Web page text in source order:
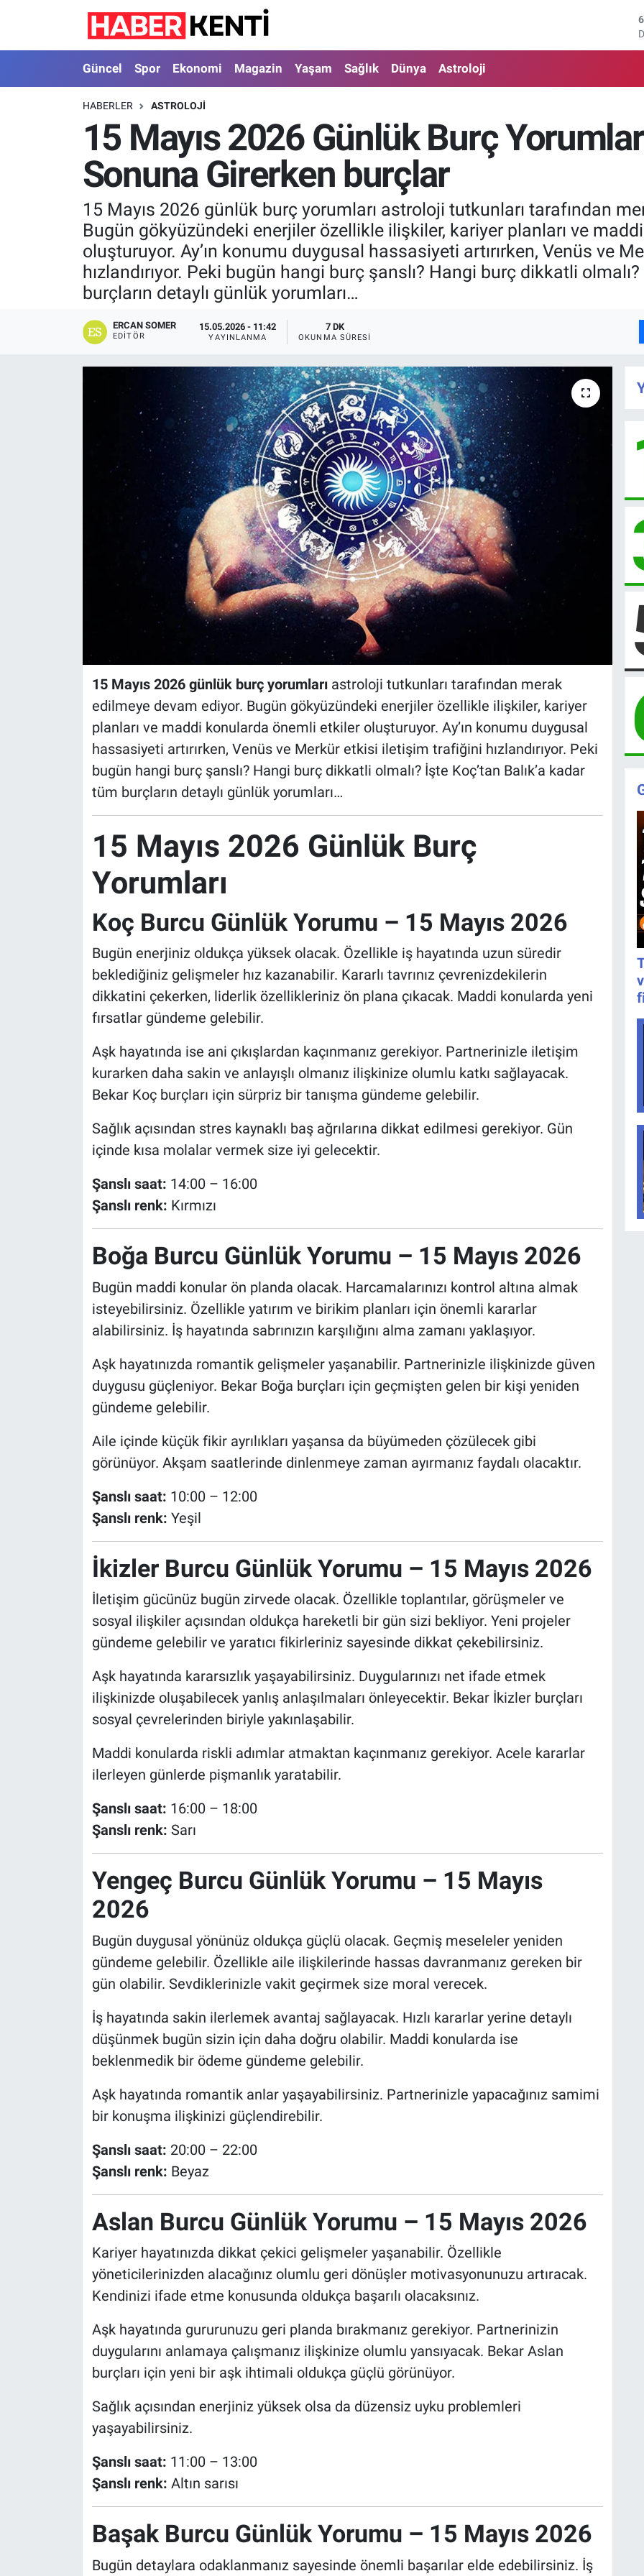
Güncel Spor Ekonomi Magazin Yaşam Sağlık Dünya Astroloji
HABERLER ASTROLOJI
15 Mayıs 2026 Günlük Burç
Sonuna Girerken burçlar
15 Mayıs 2026 günlük burç yorumları astroloji tutkunları tarafından
Bugün gökyüzündeki enerjiler özellikle ilişkiler, kariyer planları ve
oluşturuyor. Ay’ın konumu duygusal hassasiyeti artırırken, Venüs ve
hızlandırıyor. Peki bugün hangi burç şanslı? Hangi burç dikkatli
burçların detaylı günlük yorumları…
ERCAN SOMER
EDITÖR
15.05.2026 - 11:42
YAYINLANMA
7 DK
OKUNMA SÜRESI
15 Mayıs 2026 günlük burç yorumlarıastroloji tutkunları tarafından merak
edilmeye devam ediyor. Bugün gökyüzündeki enerjiler özellikle ilişkiler, kariyer
planları ve maddi konularda önemli etkiler oluşturuyor. Ay’ın konumu duygusal
hassasiyeti artırırken, Venüs ve Merkür etkisi iletişim trafiğini hızlandırıyor. Peki
bugün hangi burç şanslı? Hangi burç dikkatli olmalı? İşte Koç’tan Balık’a kadar
tüm burçların detaylı günlük yorumları…
15 Mayıs 2026 Günlük Burç
Yorumları
Koç Burcu Günlük Yorumu – 15 Mayıs 2026
Bugün enerjiniz oldukça yüksek olacak. Özellikle iş hayatında uzun süredir
beklediğiniz gelişmeler hız kazanabilir. Kararlı tavrınız çevrenizdekilerin
dikkatini çekerken, liderlik özellikleriniz ön plana çıkacak. Maddi konularda yeni
fırsatlar gündeme gelebilir.
Aşk hayatında ise ani çıkışlardan kaçınmanız gerekiyor. Partnerinizle iletişim
kurarken daha sakin ve anlayışlı olmanız ilişkinize olumlu katkı sağlayacak.
Bekar Koç burçları için sürpriz bir tanışma gündeme gelebilir.
Sağlık açısından stres kaynaklı baş ağrılarına dikkat edilmesi gerekiyor. Gün
içinde kısa molalar vermek size iyi gelecektir.
Şanslı saat: 14:00 – 16:00
Şanslı renk: Kırmızı
Boğa Burcu Günlük Yorumu – 15 Mayıs 2026
Bugün maddi konular ön planda olacak. Harcamalarınızı kontrol altına almak
isteyebilirsiniz. Özellikle yatırım ve birikim planları için önemli kararlar
alabilirsiniz. İş hayatında sabrınızın karşılığını alma zamanı yaklaşıyor.
Aşk hayatınızda romantik gelişmeler yaşanabilir. Partnerinizle ilişkinizde güven
duygusu güçleniyor. Bekar Boğa burçları için geçmişten gelen bir kişi yeniden
gündeme gelebilir.
Aile içinde küçük fikir ayrılıkları yaşansa da büyümeden çözülecek gibi
görünüyor. Akşam saatlerinde dinlenmeye zaman ayırmanız faydalı olacaktır.
Şanslı saat: 10:00 – 12:00
Şanslı renk: Yeşil
İkizler Burcu Günlük Yorumu – 15 Mayıs 2026
İletişim gücünüz bugün zirvede olacak. Özellikle toplantılar, görüşmeler ve
sosyal ilişkiler açısından oldukça hareketli bir gün sizi bekliyor. Yeni projeler
gündeme gelebilir ve yaratıcı fikirleriniz sayesinde dikkat çekebilirsiniz.
Aşk hayatında kararsızlık yaşayabilirsiniz. Duygularınızı net ifade etmek
ilişkinizde oluşabilecek yanlış anlaşılmaları önleyecektir. Bekar İkizler burçları
sosyal çevrelerinden biriyle yakınlaşabilir.
Maddi konularda riskli adımlar atmaktan kaçınmanız gerekiyor. Acele kararlar
ilerleyen günlerde pişmanlık yaratabilir.
Şanslı saat: 16:00 – 18:00
Şanslı renk: Sarı
Yengeç Burcu Günlük Yorumu – 15 Mayıs
2026
Bugün duygusal yönünüz oldukça güçlü olacak. Geçmiş meseleler yeniden
gündeme gelebilir. Özellikle aile ilişkilerinde hassas davranmanız gereken bir
gün olabilir. Sevdiklerinizle vakit geçirmek size moral verecek.
İş hayatında sakin ilerlemek avantaj sağlayacak. Hızlı kararlar yerine detaylı
düşünmek bugün sizin için daha doğru olabilir. Maddi konularda ise
beklenmedik bir ödeme gündeme gelebilir.
Aşk hayatında romantik anlar yaşayabilirsiniz. Partnerinizle yapacağınız samimi
bir konuşma ilişkinizi güçlendirebilir.
Şanslı saat: 20:00 – 22:00
Şanslı renk: Beyaz
Aslan Burcu Günlük Yorumu – 15 Mayıs 2026
Kariyer hayatınızda dikkat çekici gelişmeler yaşanabilir. Özellikle
yöneticilerinizden alacağınız olumlu geri dönüşler motivasyonunuzu artıracak.
Kendinizi ifade etme konusunda oldukça başarılı olacaksınız.
Aşk hayatında gururunuzu geri planda bırakmanız gerekiyor. Partnerinizin
duygularını anlamaya çalışmanız ilişkinize olumlu yansıyacak. Bekar Aslan
burçları için yeni bir aşk ihtimali oldukça güçlü görünüyor.
Sağlık açısından enerjiniz yüksek olsa da düzensiz uyku problemleri
yaşayabilirsiniz.
Şanslı saat: 11:00 – 13:00
Şanslı renk: Altın sarısı
Başak Burcu Günlük Yorumu – 15 Mayıs 2026
Bugün detaylara odaklanmanız sayesinde önemli başarılar elde edebilirsiniz. İş
Güncel
Spor
Ekonomi
Magazin
Nöbetçi Eczaneler
Hava Durumu
İstanbul Namaz Vakitleri
Trafik Durumu
Süper Lig Puan Durumu ve Fikstür
Tüm Manşetler
Son Dakika Haberleri